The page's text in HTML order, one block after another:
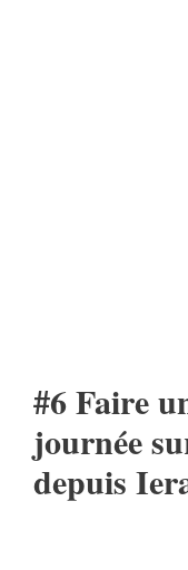
#6 Faire
journée
depuis